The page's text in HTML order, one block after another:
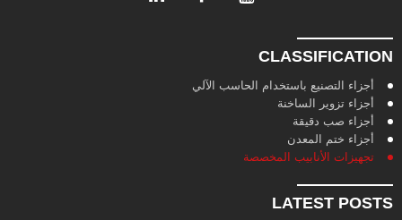
CLASSIFICATION
أجزاء التصنيع باستخدام الحاسب الآلي
أجزاء تزوير الساخنة
أجزاء صب دقيقة
أجزاء ختم المعدن
تجهيزات الأنابيب المخصصة
LATEST POSTS